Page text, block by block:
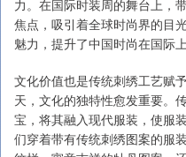
力。在国际时装周的舞台上，
焦点，吸引着全球时尚界的目
魅力，提升了中国时尚在国际
文化价值也是传统刺绣工艺赋
天，文化的独特性愈发重要。
宝，将其融入现代服装，使服
们穿着带有传统刺绣图案的服